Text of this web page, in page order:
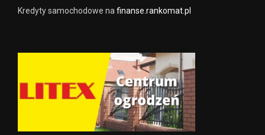
Kredyty samochodowe na finanse.rankomat.pl